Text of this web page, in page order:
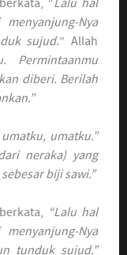
“Lalu hal
Nya
sujud.” Allah
Permintaanmu
diberi. Berilah
umatku.”
neraka) yang
biji sawi.”
“Lalu hal
Nya
tunduk sujud.”